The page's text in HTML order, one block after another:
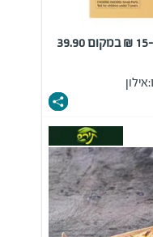
שעון מחוגים מגנטי ללימוד שעות ב-15 ₪ במקום 39.90
אילון